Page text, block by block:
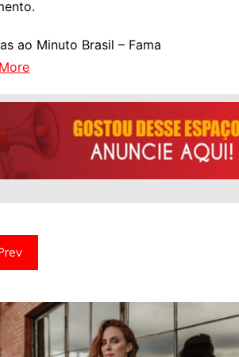
ao Minuto Brasil – Fama